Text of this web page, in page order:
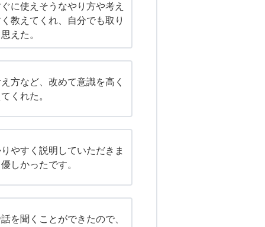
に使えそうなやり方や考え
教えてくれ、自分でも取り
えた。
方など、改めて意識を高く
くれた。
やすく説明していただきま
しかったです。
を聞くことができたので、